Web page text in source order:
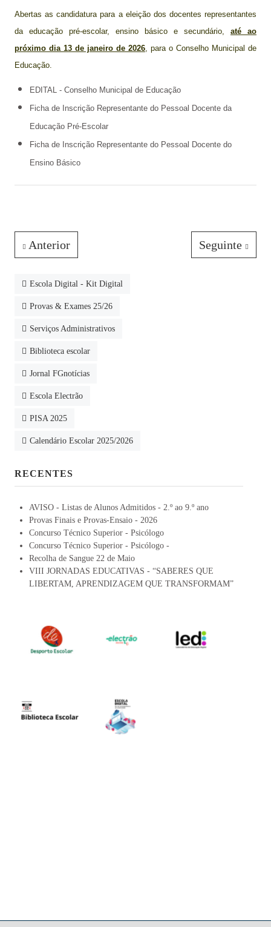
Abertas as candidatura para a eleição dos docentes representantes
da educação pré-escolar, ensino básico e secundário, até ao
próximo dia 13 de janeiro de 2026, para o Conselho Municipal de
Educação.
EDITAL - Conselho Municipal de Educação
Ficha de Inscrição Representante do Pessoal Docente da
Educação Pré-Escolar
Ficha de Inscrição Representante do Pessoal Docente do
Ensino Básico
Anterior Seguinte
Escola Digital - Kit Digital
Provas & Exames 25/26
Serviços Administrativos
Biblioteca escolar
Jornal FGnotícias
Escola Electrão
PISA 2025
Calendário Escolar 2025/2026
RECENTES
AVISO - Listas de Alunos Admitidos - 2.º ao 9.º ano
Provas Finais e Provas-Ensaio - 2026
Concurso Técnico Superior - Psicólogo
Concurso Técnico Superior - Psicólogo -
Recolha de Sangue 22 de Maio
VIII JORNADAS EDUCATIVAS - “SABERES QUE
LIBERTAM, APRENDIZAGEM QUE TRANSFORMAM”